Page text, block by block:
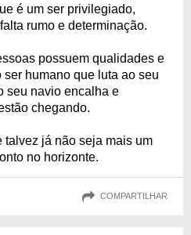
é um ser privilegiado,
rumo e determinação.
possuem qualidades e
humano que luta ao seu
seu navio encalha e
chegando.
talvez já não seja mais um
no horizonte.
COMPARTILHAR